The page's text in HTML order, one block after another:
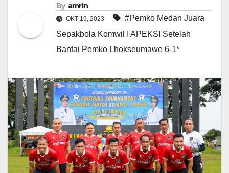
By amrin
OKT 19, 2023
#Pemko Medan Juara
Sepakbola Komwil I APEKSI Setelah
Bantai Pemko Lhokseumawe 6-1*